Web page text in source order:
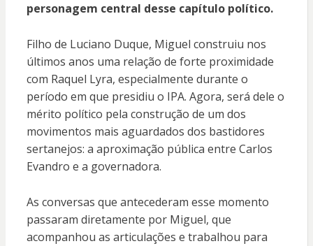
personagem central desse capítulo político.
Filho de Luciano Duque, Miguel construiu nos
últimos anos uma relação de forte proximidade
com Raquel Lyra, especialmente durante o
período em que presidiu o IPA. Agora, será dele o
mérito político pela construção de um dos
movimentos mais aguardados dos bastidores
sertanejos: a aproximação pública entre Carlos
Evandro e a governadora.
As conversas que antecederam esse momento
passaram diretamente por Miguel, que
acompanhou as articulações e trabalhou para